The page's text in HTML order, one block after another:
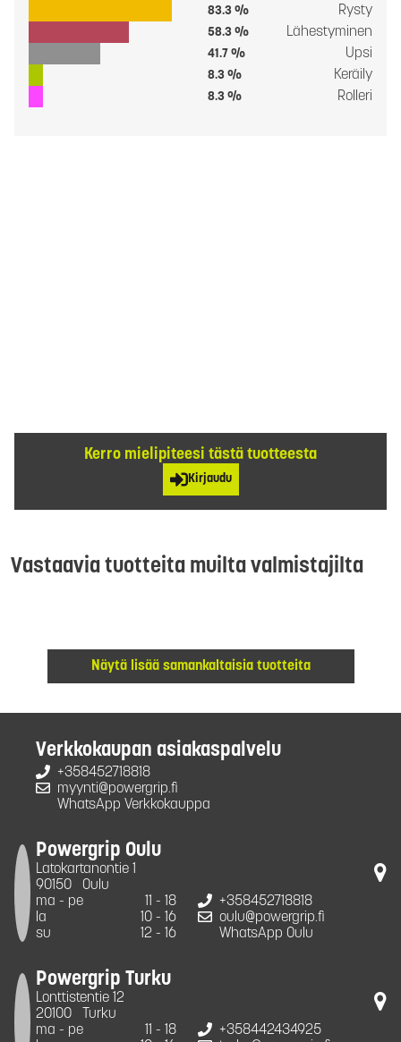
83.3 % Rysty
58.3 % Lähestyminen
41.7 % Upsi
8.3 % Keräily
8.3 % Rolleri
Kerro mielipiteesi tästä tuotteesta
Kirjaudu
Vastaavia tuotteita muilta valmistajilta
Näytä lisää samankaltaisia tuotteita
Verkkokaupan asiakaspalvelu
+358452718818
myynti@powergrip.fi
WhatsApp Verkkokauppa
Powergrip Oulu
Latokartanontie 1
90150
Oulu
ma - pe
11 - 18
la
10 - 16
su
12 - 16
+358452718818
oulu@powergrip.fi
WhatsApp Oulu
Powergrip Turku
Lonttistentie 12
20100
Turku
ma - pe
11 - 18
+358442434925